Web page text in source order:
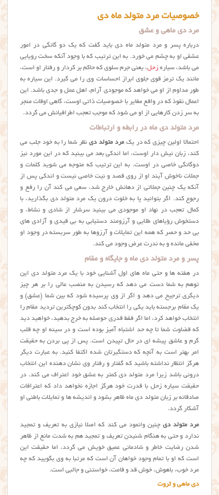
خصوصیات مرد متولد ماه دی
مرد دی ماهی و عشق
درباره پسر و مرد متولد ماه دی باید گفت که یک دو گانگی در امور
عشقی او به چشم می خورد. به این ترتیب که با وجود آنکه سخت رویایی
می باشد، سیاره زحل،‌ یعنی جرم سلوی که حاکم بر کردار و رفتار او است،
مانند یک ترمز قوی جلوی ابراز احساسات وی را می گیرد. این سیاره به
طور مداوم از او می خواهد که موجودی آرام،‌ اهل عمل و جدی باشد. این
اعمال نقوذ که در واقع مغایر با خصوصیات ذاتی اوست، گاهی اوقات منجر
به سر زدن کارهایی از او می شود که موجب تعجب اطرافیانش می گردد.
مرد متولد دی ماه در رابطه و ارتباطات
احتمالا اولین چیزی که در یکمرد متولد دینظر شما را به خود جلب می
کند، زبان نیش دار اوست، اما اندکی بعد می بینید که در این مورد نیز
دوگانگی خاصی در اوست. به این ترتیب که متوجه می شوید کلمات و
جملات ناخوش آیند او از روی قصد و نیت خاصی نیست و اندکی پس از
آنکه یک چنین جملاتی از دهانش خارج شد، سعی می کند آن را رفع و
رجوع کند. اگر بتوانید پا به خلوت درون یک مرد متولد دی بگذارید، با
کمال تعجب در نهاد او موجودی می بینید سرشار از شادی و نشاط، و
دستخوش رؤیاهای طلایی و آرزومند دستیابی به بی قیدی و آزادی های
بی حد و حصر که همه این تمایلات و آرزوها به طور سربسته در وجود او
مخفی مانده و به ندرت عرض وجود می کند.
پسر و مرد متولد دی ماه و جایگاه و مقام
در هفته ها و حتی ماه های اول آشنایی خود با یک مرد متولد دی این
توهم به شما دست می دهد که رسیدن به منصب عالی را بر هر چیز
دیگری ترجیح می دهد و اگر از وی پرسیده شود که بین شما (عشق) و
یک مقام برجسته باید یکی را انتخاب کند بدون کوچکترین تردید مقام را
انتخاب خواهد کرد، اما اگر فقط قدری حوصله به خرج بدهید،‌ خواهید دید
که قضاوت شما تا چه حد اشتباه آمیز بوده است و در سینه او چه قلب
گرم و عاشق پیشه ای در حال تپیدن است. پس از پی بردن به حقیقت
امر بهتر است به آنچه که دستگیرتان شده اکتفا کنید. به عبارت دیگر
هرگز انتظار نداشته باشید که گفتار و رفتار وی نشان دهنده این انتخاب
درونی باشد زیرا مرد متولد دی کمتر به عشق خود اعتراف می کند. در
حقیقت سیاره زحل با قدرت خود هرگز اجازه نخواهد داد که اعترافات
صادقانه بر زبان متولد دی ماه ظاهر بشود و اندیشه ها و تمایلات باطنی او
آشکار گردد.
مرد متولد دی چنین وانمود می کند که اصلا نیازی به تعریف و تمجید
ندارد و حتی به هنگام شنیدن تعریف و تمجید هم به شدت مانع از ظاهر
شدن رضایت خاطر و شادمانی عمیق خویش می گردد، اما حقیقت این
است که او با تمام وجود خواهان آن است که مرتبا به وی بگویید که چه
مرد خوب، باهوش، خوش قد و قامت، خواستنی و جالبی است.
دی ماهی و ثروت